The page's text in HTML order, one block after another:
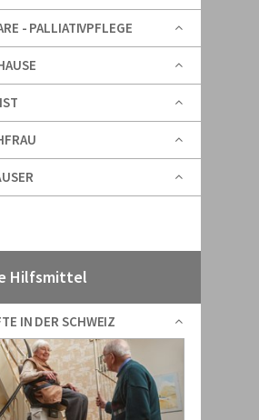
- PALLIATIVPFLEGE
Hilfsmittel
IN DER SCHWEIZ